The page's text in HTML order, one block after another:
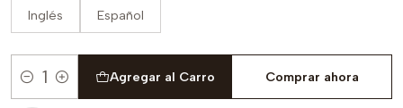
Inglés Español
Cantidad
Agregar al Carro Comprar ahora